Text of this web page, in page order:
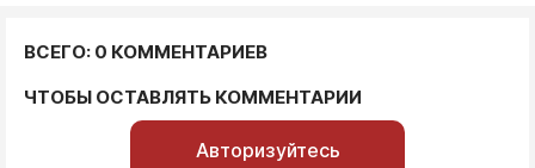
ВСЕГО: 0 КОММЕНТАРИЕВ
ЧТОБЫ ОСТАВЛЯТЬ КОММЕНТАРИИ
Авторизуйтесь